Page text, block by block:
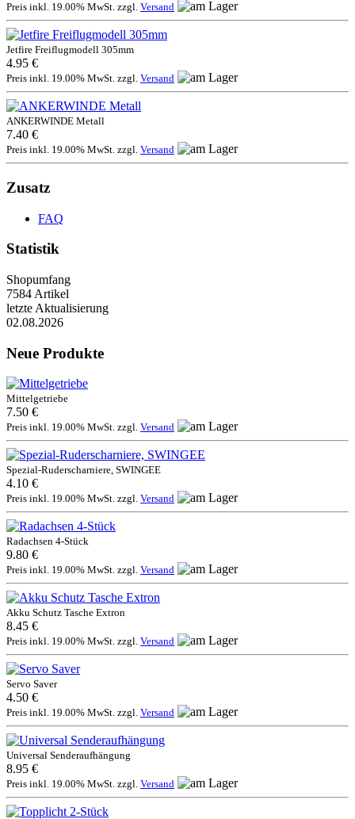
Preis inkl. 19.00% MwSt. zzgl. Versand
Jetfire Freiflugmodell 305mm
4.95 €
Preis inkl. 19.00% MwSt. zzgl. Versand
ANKERWINDE Metall
7.40 €
Preis inkl. 19.00% MwSt. zzgl. Versand
Zusatz
FAQ
Statistik
Shopumfang
7584 Artikel
letzte Aktualisierung
02.08.2026
Neue Produkte
Mittelgetriebe
7.50 €
Preis inkl. 19.00% MwSt. zzgl. Versand
Spezial-Ruderscharniere, SWINGEE
4.10 €
Preis inkl. 19.00% MwSt. zzgl. Versand
Radachsen 4-Stück
9.80 €
Preis inkl. 19.00% MwSt. zzgl. Versand
Akku Schutz Tasche Extron
8.45 €
Preis inkl. 19.00% MwSt. zzgl. Versand
Servo Saver
4.50 €
Preis inkl. 19.00% MwSt. zzgl. Versand
Universal Senderaufhängung
8.95 €
Preis inkl. 19.00% MwSt. zzgl. Versand